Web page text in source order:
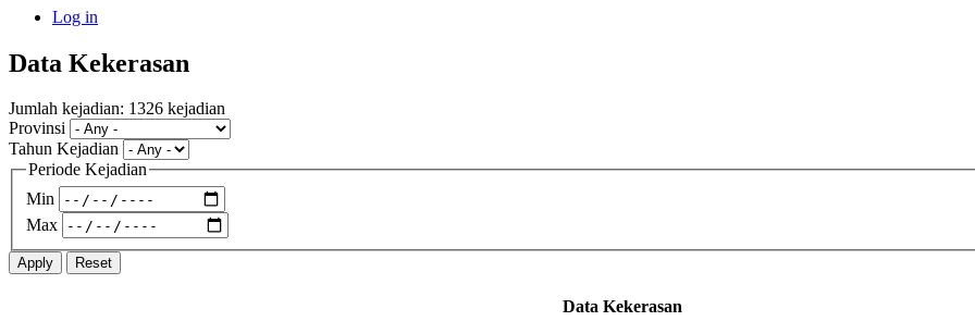
Log in
Data Kekerasan
Jumlah kejadian: 1326 kejadian
Provinsi
Tahun Kejadian
Periode Kejadian
Min
Max
Apply Reset
Data Kekerasan